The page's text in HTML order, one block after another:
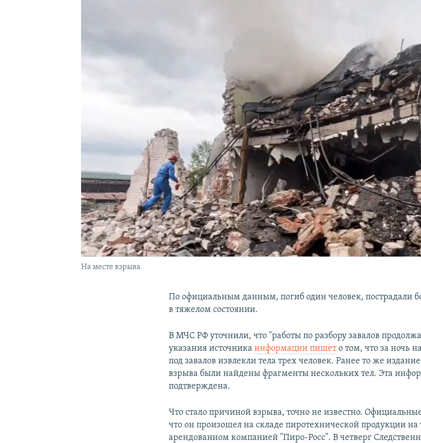
УКРАИНСКАЯ ПРОБЛЕМА КРЫМА
На месте взрыва
По официальным данным, погиб один человек, пострадали
в тяжелом состоянии.
В МЧС РФ уточнили, что "работы по разбору завалов
указания источникаинформации пишето том, что за ночь
под завалов извлекли тела трех человек. Ранее то же
взрыва были найдены фрагменты нескольких тел. Эта
подтверждена.
Что стало причиной взрыва, точно не известно.
что он произошел на складе пиротехнической продукции на
арендованном компанией "Пиро-Росс". В четверг